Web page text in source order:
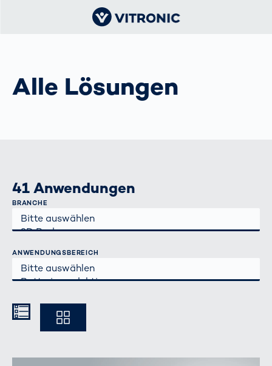
Alle Lösungen
41 Anwendungen
BRANCHE
ANWENDUNGSBEREICH
Kompakt